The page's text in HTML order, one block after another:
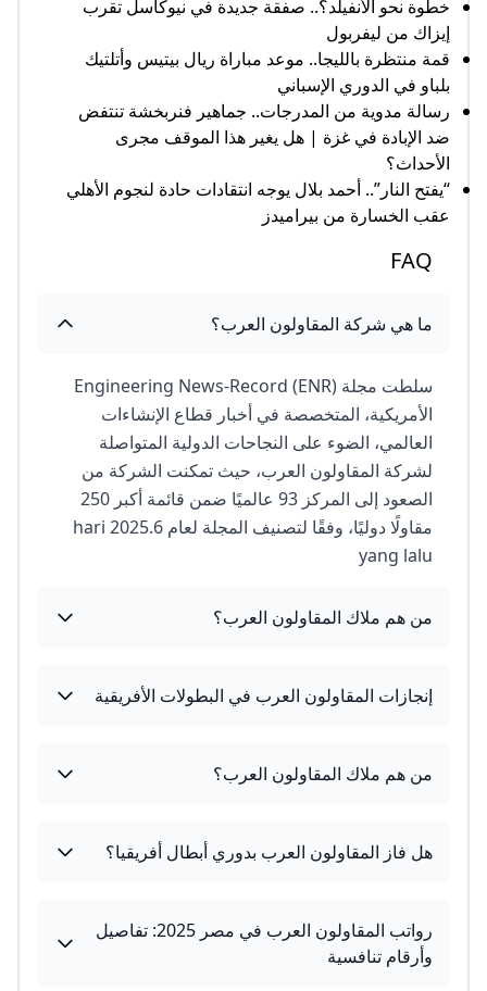
خطوة نحو الأنفيلد؟.. صفقة جديدة في نيوكاسل تقرب
إيزاك من ليفربول
قمة منتظرة بالليجا.. موعد مباراة ريال بيتيس وأتلتيك
بلباو في الدوري الإسباني
رسالة مدوية من المدرجات.. جماهير فنربخشة تنتفض
ضد الإبادة في غزة | هل يغير هذا الموقف مجرى
الأحداث؟
“يفتح النار”.. أحمد بلال يوجه انتقادات حادة لنجوم الأهلي
عقب الخسارة من بيراميدز
FAQ
ما هي شركة المقاولون العرب؟
سلطت مجلة Engineering News-Record (ENR)
الأمريكية، المتخصصة في أخبار قطاع الإنشاءات
العالمي، الضوء على النجاحات الدولية المتواصلة
لشركة المقاولون العرب، حيث تمكنت الشركة من
الصعود إلى المركز 93 عالميًا ضمن قائمة أكبر 250
مقاولًا دوليًا، وفقًا لتصنيف المجلة لعام 2025.6 hari
yang lalu
من هم ملاك المقاولون العرب؟
إنجازات المقاولون العرب في البطولات الأفريقية
من هم ملاك المقاولون العرب؟
هل فاز المقاولون العرب بدوري أبطال أفريقيا؟
رواتب المقاولون العرب في مصر 2025: تفاصيل
وأرقام تنافسية